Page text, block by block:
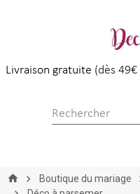
Livraison gratuite (dès
Boutique du mariage